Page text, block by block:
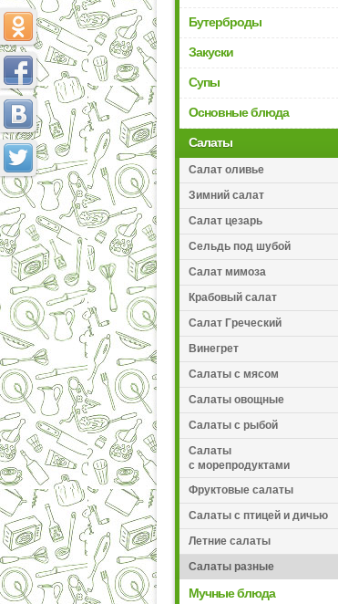
Бутерброды
Закуски
Супы
Основные блюда
Салаты
Салат оливье
Зимний салат
Салат цезарь
Сельдь под шубой
Салат мимоза
Крабовый салат
Салат Греческий
Винегрет
Салаты с мясом
Салаты овощные
Салаты с рыбой
Салаты
с морепродуктами
Фруктовые салаты
Салаты с птицей и дичью
Летние салаты
Салаты разные
Мучные блюда